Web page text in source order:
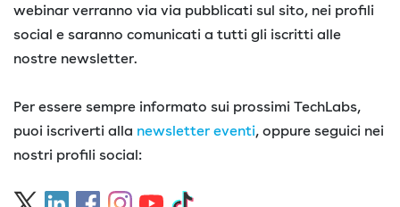
webinar verranno via via pubblicati sul sito, nei profili
social e saranno comunicati a tutti gli iscritti alle
nostre newsletter.
Per essere sempre informato sui prossimi TechLabs,
puoi iscriverti alla newsletter eventi, oppure seguici nei
nostri profili social: